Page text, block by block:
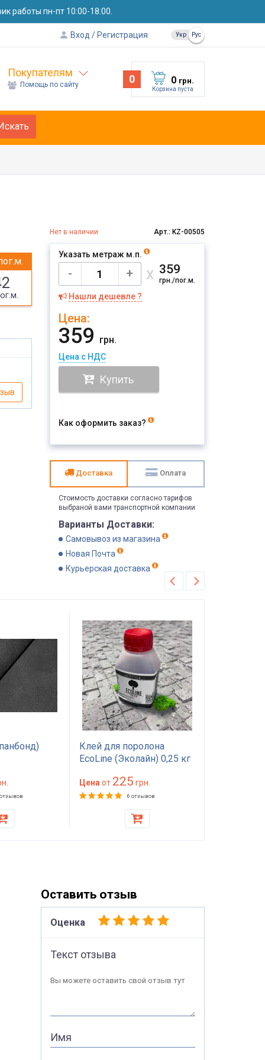
работы пн-пт 10:00-18:00.
Вход Регистрация Укр Рус
Покупателям
Помощь по сайту 0 0 грн.
Корзина пуста
Нет в наличии Арт.: KZ-00505
Указать метраж м.п.
- + х 359
грн./пог.м.
Нашли дешевле ?
Цена:
359 грн.
Цена с НДС
Купить
Как оформить заказ?
Доставка Оплата
Стоимость доставки согласно тарифов
выбраной вами транспортной компании
Варианты Доставки:
Самовывоз из магазина
Новая Почта
Курьерская доставка
Клей для поролона
EcoLine (Эколайн) 0,25 кг
красного цвета
Цена от 225 грн.
6 отзывов
Оставить отзыв
Оценка
Текст отзыва
Вы можете оставить свой отзыв тут
Имя